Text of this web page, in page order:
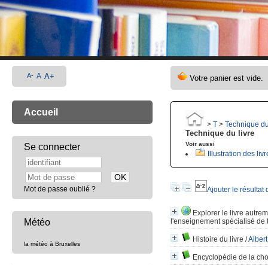
> T > Technique
Technique du livre
Voir aussi
Illustration des
Ajouter le résultat
Explorer le livre
l'enseignement spécialisé de
Histoire du livre /
Encyclopédie de la
A- A A+
Accueil
Se connecter
Mot de passe oublié ?
Météo
la météo à Bruxelles